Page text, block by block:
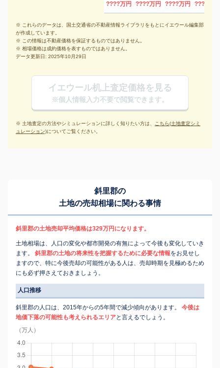
????万円 ????万円 ????万円 ????万円
※ これらのデータは、国土交通省の不動産情報ライブラリをもとにイエウール編集部
が作成しています。
※ この情報は不動産価格を保証するものではありません。
※ 相場価格は成約価格を表すものではありません。
データ更新日: 2025年10月29日
イエウール机上査定価格を見る
※個人情報入力不要で閲覧できます。
※ 土地査定の方法やシミュレーションに詳しく知りたい方は、 こちら(土地査定シミ
ュレーション)についてご覧ください。
斜里郡の
土地の売却相場に関わる事情
斜里郡の土地売却平均価格は329万円になります。
土地相場は、人口の変化や都市開発の有無によって今後も変化していき
ます。
斜里郡の土地の将来性を把握するために必要な情報をお見せし
ますので、特に今後売却の可能性がある人は、売却時期を見極めるため
にも必ず押さえておきましょう。
人口推移
斜里郡の人口は、2015年からの5年間で減少傾向があります。
今後は
地価下落の可能性も考えられるエリアと言えるでしょう。
（万人）